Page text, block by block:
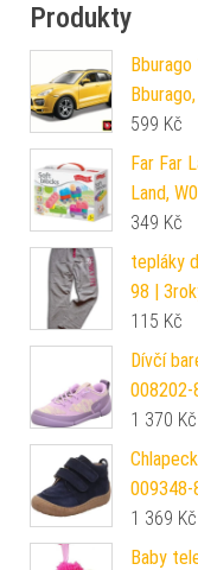
Produkty
Bburago
599 Kč
Far Far
Land,
349 Kč
tepláky
98 |
115 Kč
Dívčí
008202-
1 370 Kč
009348-
1 369 Kč
Baby